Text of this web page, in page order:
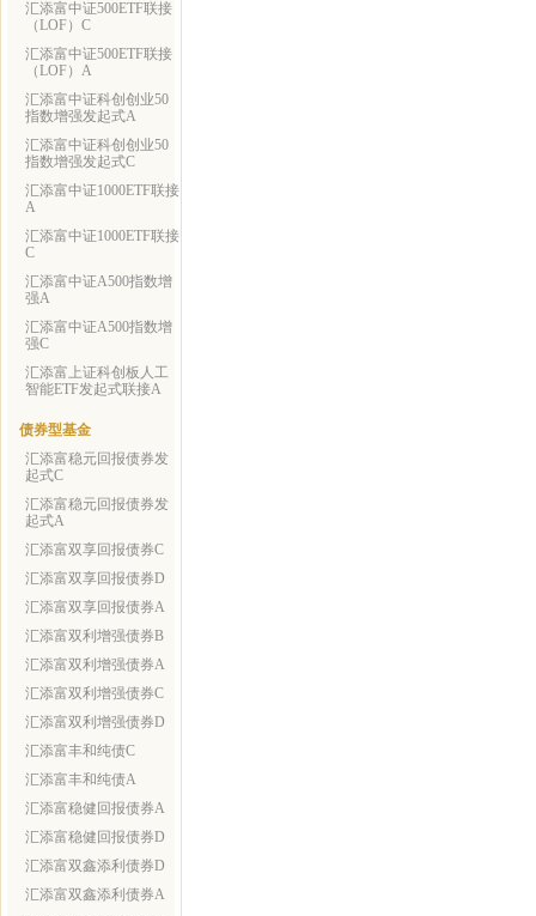
汇添富中证500ETF联接
（LOF）C
汇添富中证500ETF联接
（LOF）A
汇添富中证科创创业50
指数增强发起式A
汇添富中证科创创业50
指数增强发起式C
汇添富中证1000ETF联接
A
汇添富中证1000ETF联接
C
汇添富中证A500指数增
强A
汇添富中证A500指数增
强C
汇添富上证科创板人工
智能ETF发起式联接A
债券型基金
汇添富稳元回报债券发
起式C
汇添富稳元回报债券发
起式A
汇添富双享回报债券C
汇添富双享回报债券D
汇添富双享回报债券A
汇添富双利增强债券B
汇添富双利增强债券A
汇添富双利增强债券C
汇添富双利增强债券D
汇添富丰和纯债C
汇添富丰和纯债A
汇添富稳健回报债券A
汇添富稳健回报债券D
汇添富双鑫添利债券D
汇添富双鑫添利债券A